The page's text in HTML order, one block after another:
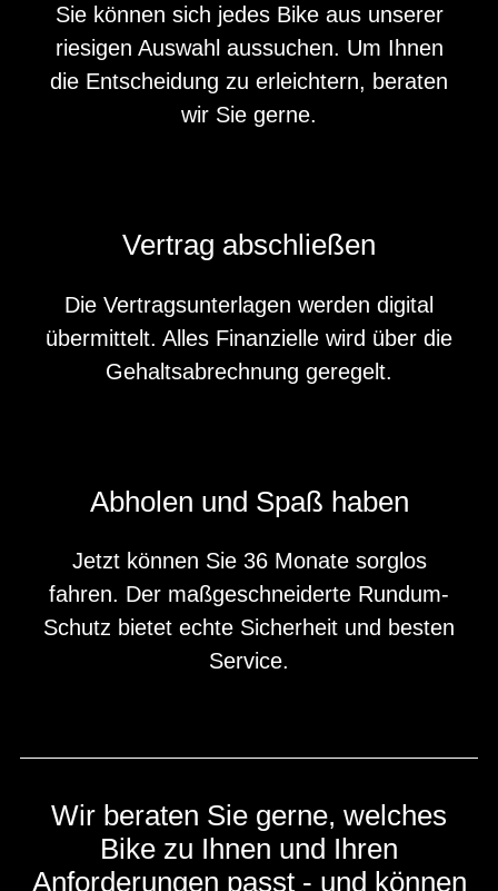
Sie können sich jedes Bike aus unserer
riesigen Auswahl aussuchen. Um Ihnen
die Entscheidung zu erleichtern, beraten
wir Sie gerne.
Vertrag abschließen
Die Vertragsunterlagen werden digital
übermittelt. Alles Finanzielle wird über die
Gehaltsabrechnung geregelt.
Abholen und Spaß haben
Jetzt können Sie 36 Monate sorglos
fahren. Der maßgeschneiderte Rundum-
Schutz bietet echte Sicherheit und besten
Service.
Wir beraten Sie gerne, welches
Bike zu Ihnen und Ihren
Anforderungen passt - und können